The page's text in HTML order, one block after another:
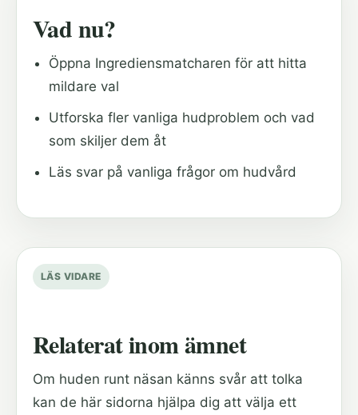
Vad nu?
Öppna Ingrediensmatcharen för att hitta
mildare val
Utforska fler vanliga hudproblem och vad
som skiljer dem åt
Läs svar på vanliga frågor om hudvård
LÄS VIDARE
Relaterat inom ämnet
Om huden runt näsan känns svår att tolka
kan de här sidorna hjälpa dig att välja ett